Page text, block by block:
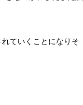
ていくことになりそ